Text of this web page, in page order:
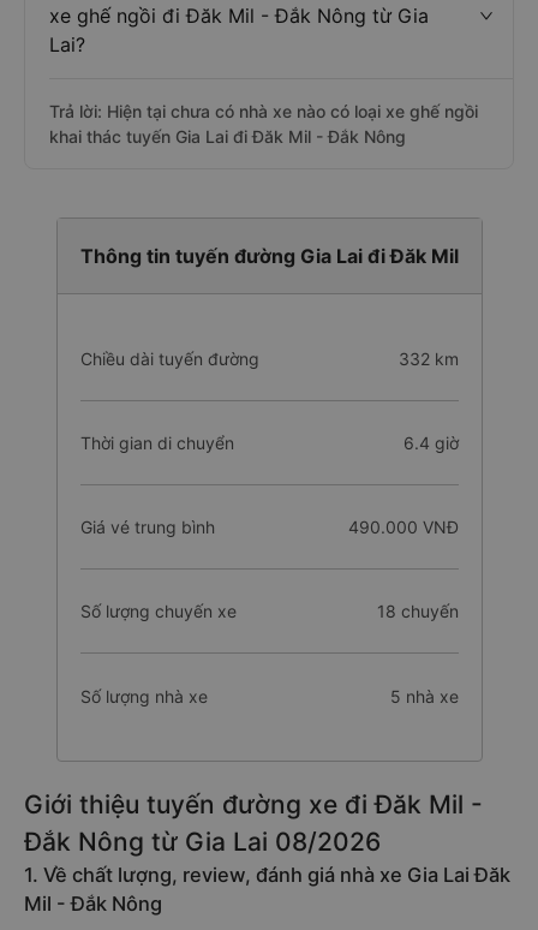
xe ghế ngồi đi Đăk Mil - Đắk Nông từ Gia
Lai?
Trả lời: Hiện tại chưa có nhà xe nào có loại xe ghế ngồi
khai thác tuyến Gia Lai đi Đăk Mil - Đắk Nông
Thông tin tuyến đường Gia Lai đi Đăk Mil
Chiều dài tuyến đường 332 km
Thời gian di chuyển 6.4 giờ
Giá vé trung bình 490.000 VNĐ
Số lượng chuyến xe 18 chuyến
Số lượng nhà xe 5 nhà xe
Giới thiệu tuyến đường xe đi Đăk Mil -
Đắk Nông từ Gia Lai 08/2026
1. Về chất lượng, review, đánh giá nhà xe Gia Lai Đăk
Mil - Đắk Nông